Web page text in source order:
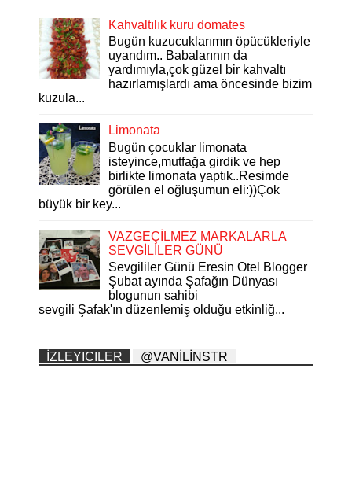
Kahvaltılık kuru domates
Bugün kuzucuklarımın öpücükleriyle
uyandım.. Babalarının da
yardımıyla,çok güzel bir kahvaltı
hazırlamışlardı ama öncesinde bizim
kuzula...
Limonata
Bugün çocuklar limonata
isteyince,mutfağa girdik ve hep
birlikte limonata yaptık..Resimde
görülen el oğluşumun eli:))Çok
büyük bir key...
VAZGEÇİLMEZ MARKALARLA
SEVGİLİLER GÜNÜ
Sevgililer Günü Eresin Otel Blogger
Şubat ayında Şafağın Dünyası
blogunun sahibi
sevgili Şafak'ın düzenlemiş olduğu etkinliğ...
İZLEYICILER @VANİLİNSTR